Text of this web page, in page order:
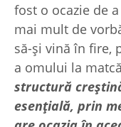
fost o ocazie de
mai mult de
să-și vină în fire,
a omului la
structură
esențială, prin